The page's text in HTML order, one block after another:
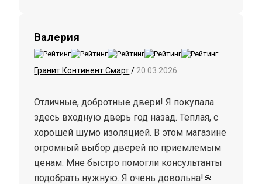
Валерия
Гранит Континент Смарт/ 20.03.2026
Отличные, добротные двери! Я покупала
здесь входную дверь год назад. Теплая, с
хорошей шумо изоляцией. В этом магазине
огромный выбор дверей по приемлемым
ценам. Мне быстро помогли консультанты
подобрать нужную. Я очень довольна!🙏